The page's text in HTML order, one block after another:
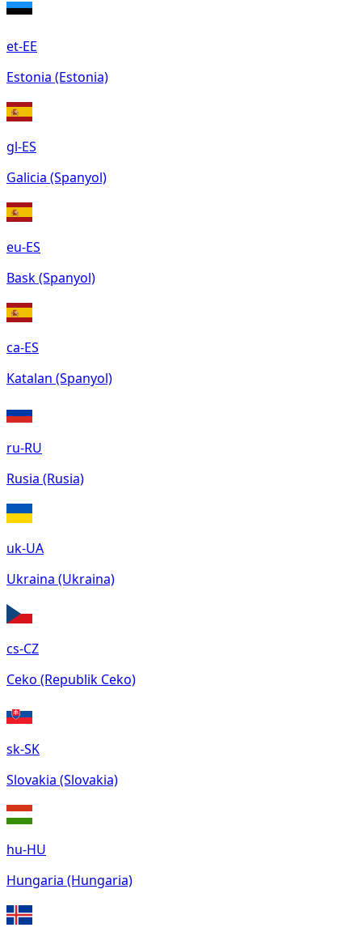
et-EE
Estonia (Estonia)
gl-ES
Galicia (Spanyol)
eu-ES
Bask (Spanyol)
ca-ES
Katalan (Spanyol)
ru-RU
Rusia (Rusia)
uk-UA
Ukraina (Ukraina)
cs-CZ
Ceko (Republik Ceko)
sk-SK
Slovakia (Slovakia)
hu-HU
Hungaria (Hungaria)